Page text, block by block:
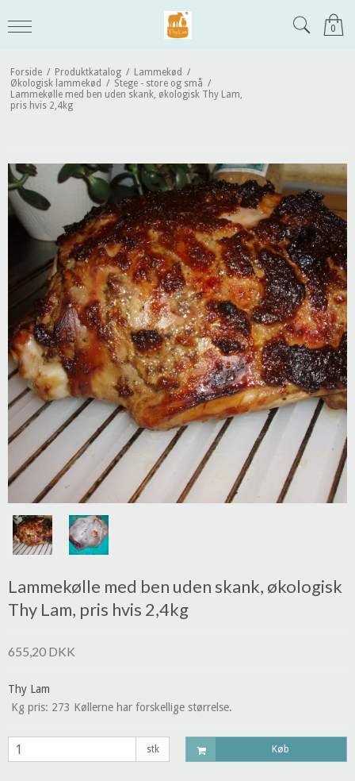
0
Forside / Produktkatalog / Lammekød /
Økologisk lammekød / Stege - store og små /
Lammekølle med ben uden skank, økologisk Thy Lam,
pris hvis 2,4kg
Lammekølle med ben uden skank, økologisk
Thy Lam, pris hvis 2,4kg
655,20 DKK
Thy Lam
Kg pris: 273 Køllerne har forskellige størrelse.
stk Køb